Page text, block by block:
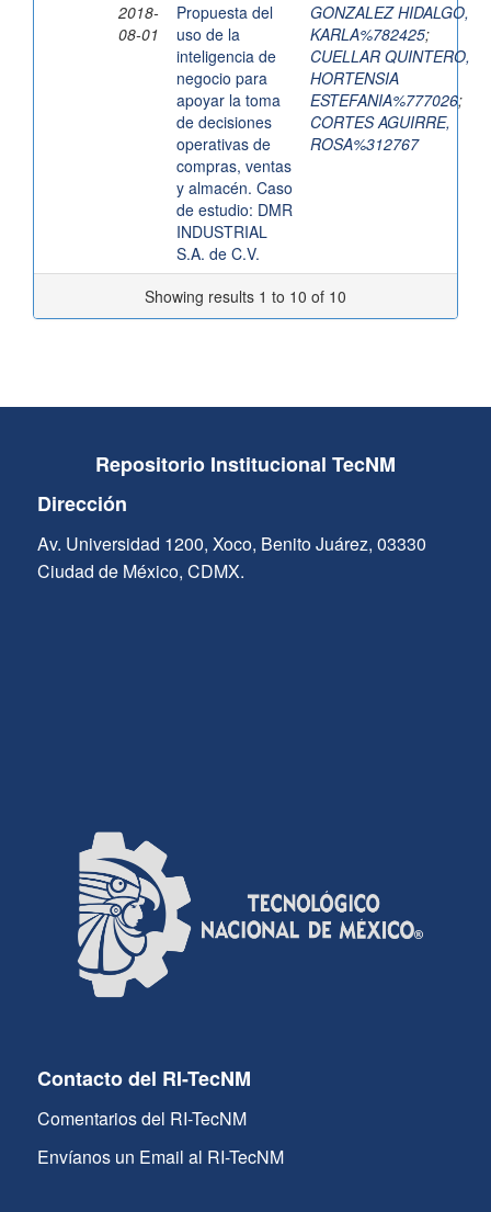
2018-
08-01
Propuesta del
uso de la
inteligencia de
negocio para
apoyar la toma
de decisiones
operativas de
compras, ventas
y almacén. Caso
de estudio: DMR
INDUSTRIAL
S.A. de C.V.
GONZALEZ HIDALGO,
KARLA%782425;
CUELLAR QUINTERO,
HORTENSIA
ESTEFANIA%777026;
CORTES AGUIRRE,
ROSA%312767
Showing results 1 to 10 of 10
Repositorio Institucional TecNM
Dirección
Av. Universidad 1200, Xoco, Benito Juárez, 03330
Ciudad de México, CDMX.
Contacto del RI-TecNM
Comentarios del RI-TecNM
Envíanos un Email al RI-TecNM